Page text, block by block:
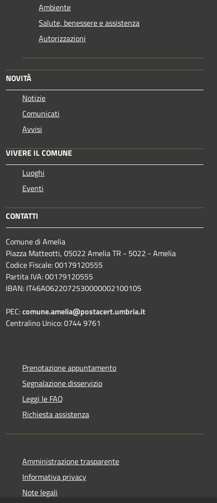
Ambiente
Salute, benessere e assistenza
Autorizzazioni
NOVITÀ
Notizie
Comunicati
Avvisi
VIVERE IL COMUNE
Luoghi
Eventi
CONTATTI
Comune di Amelia
Piazza Matteotti, 05022 Amelia TR - 5022 - Amelia
Codice Fiscale: 00179120555
Partita IVA: 00179120555
IBAN: IT46A0622072530000002100105
PEC:comune.amelia@postacert.umbria.it
Centralino Unico: 0744 9761
Prenotazione appuntamento
Segnalazione disservizio
Leggi le FAQ
Richiesta assistenza
Amministrazione trasparente
Informativa privacy
Note legali